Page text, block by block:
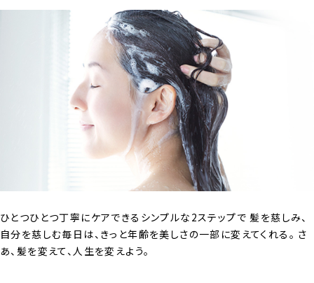
ひとつひとつ丁寧にケアできるシンプルな2ステップで 髪を慈しみ、
自分を慈しむ毎日は、きっと年齢を美しさの一部に変えてくれる。 さ
あ、髪を変えて、人生を変えよう。